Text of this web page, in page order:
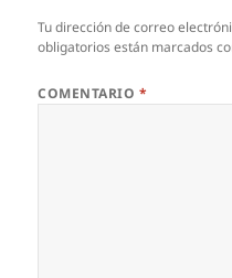
Tu dirección de correo
obligatorios están marcados
COMENTARIO *